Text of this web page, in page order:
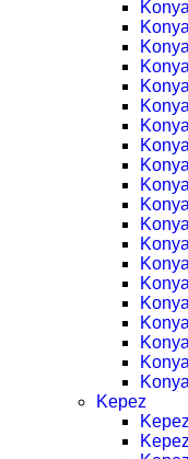
Kepez